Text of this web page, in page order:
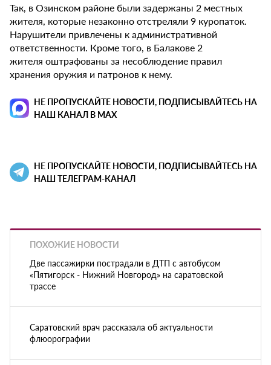
Так, в Озинском районе были задержаны 2 местных
жителя, которые незаконно отстреляли 9 куропаток.
Нарушители привлечены к административной
ответственности. Кроме того, в Балакове 2
жителя оштрафованы за несоблюдение правил
хранения оружия и патронов к нему.
НЕ ПРОПУСКАЙТЕ НОВОСТИ, ПОДПИСЫВАЙТЕСЬ НА
НАШ КАНАЛ В MAX
НЕ ПРОПУСКАЙТЕ НОВОСТИ, ПОДПИСЫВАЙТЕСЬ НА
НАШ ТЕЛЕГРАМ-КАНАЛ
ПОХОЖИЕ НОВОСТИ
Две пассажирки пострадали в ДТП с автобусом
«Пятигорск - Нижний Новгород» на саратовской
трассе
Саратовский врач рассказала об актуальности
флюорографии